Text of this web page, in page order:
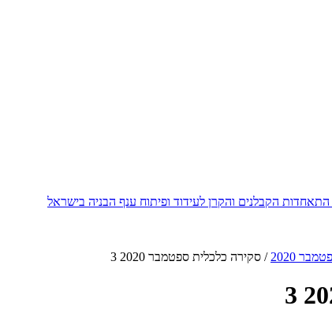
הקבלנים והקרן לעידוד ופיתוח ענף הבניה בישראל
2020
/ סקירה כלכלית ספטמבר 2020 3